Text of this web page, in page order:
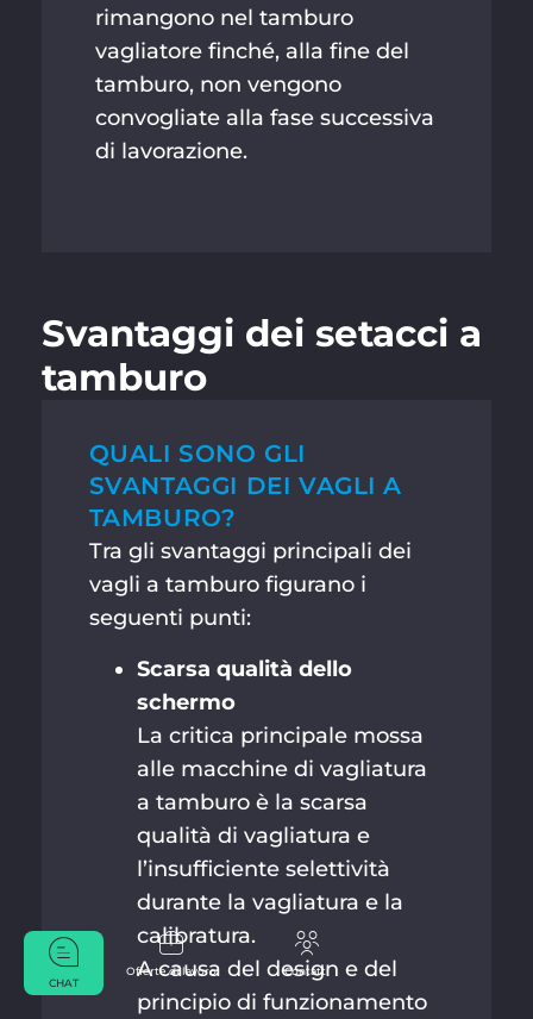
Offerte di lavoro
Contatti
CHAT
rimangono nel tamburo
vagliatore finché, alla fine del
tamburo, non vengono
convogliate alla fase successiva
di lavorazione.
Svantaggi dei setacci a
tamburo
QUALI SONO GLI
SVANTAGGI DEI VAGLI A
TAMBURO?
Tra gli svantaggi principali dei
vagli a tamburo figurano i
seguenti punti:
Scarsa qualità dello
schermo
La critica principale mossa
alle macchine di vagliatura
a tamburo è la scarsa
qualità di vagliatura e
l’insufficiente selettività
durante la vagliatura e la
calibratura.
A causa del design e del
principio di funzionamento